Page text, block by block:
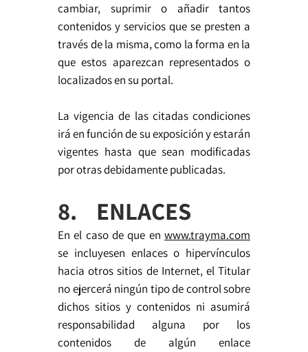
cambiar, suprimir o añadir tantos
contenidos y servicios que se presten a
través de la misma, como la forma en la
que estos aparezcan representados o
localizados en su portal.
La vigencia de las citadas condiciones
irá en función de su exposición y estarán
vigentes hasta que sean modificadas
por otras debidamente publicadas.
8. ENLACES
En el caso de que en www.trayma.com
se incluyesen enlaces o hipervínculos
hacia otros sitios de Internet, el Titular
no ejercerá ningún tipo de control sobre
dichos sitios y contenidos ni asumirá
responsabilidad alguna por los
contenidos de algún enlace